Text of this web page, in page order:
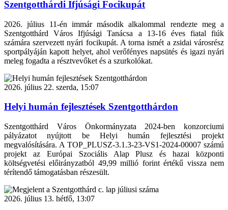
Szentgotthárdi Ifjúsági Focikupát
2026. július 11-én immár második alkalommal rendezte meg a
Szentgotthárd Város Ifjúsági Tanácsa a 13-16 éves fiatal fiúk
számára szervezett nyári focikupát. A torna ismét a zsidai városrész
sportpályáján kapott helyet, ahol verőfényes napsütés és igazi nyári
meleg fogadta a résztvevőket és a szurkolókat.
2026. július 22. szerda, 15:07
Helyi humán fejlesztések Szentgotthárdon
Szentgotthárd Város Önkormányzata 2024-ben konzorciumi
pályázatot nyújtott be Helyi humán fejlesztési projekt
megvalósítására. A TOP_PLUSZ-3.1.3-23-VS1-2024-00007 számú
projekt az Európai Szociális Alap Plusz és hazai központi
költségvetési előirányzatból 49,99 millió forint értékű vissza nem
térítendő támogatásban részesült.
2026. július 13. hétfő, 13:07